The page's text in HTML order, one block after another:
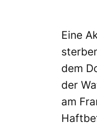
Eine
dem
der
am